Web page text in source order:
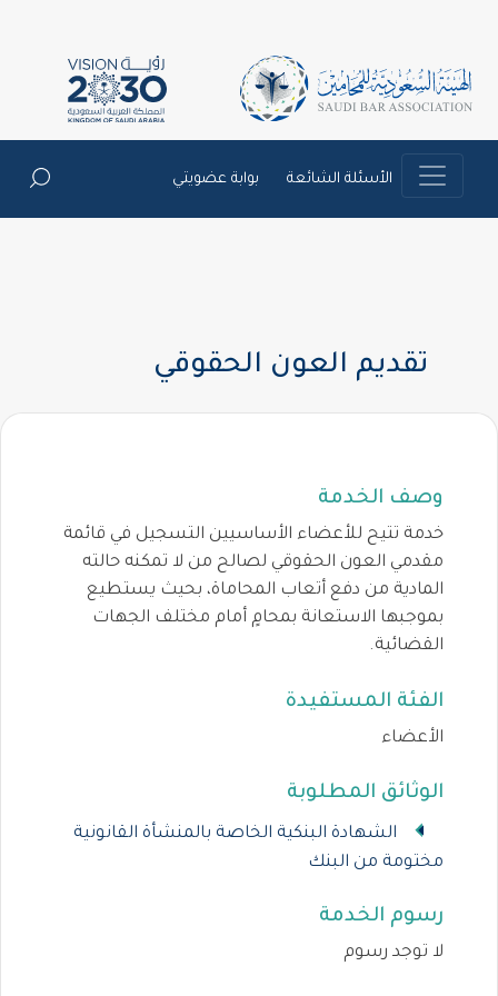
الأسئلة الشائعة بوابة عضويتي
تقديم العون الحقوقي
وصف الخدمة
خدمة تتيح للأعضاء الأساسيين التسجيل في قائمة
مقدمي العون الحقوقي لصالح من لا تمكنه حالته
المادية من دفع أتعاب المحاماة، بحيث يستطيع
بموجبها الاستعانة بمحامٍ أمام مختلف الجهات
القضائية.
الفئة المستفيدة
الأعضاء
الوثائق المطلوبة
الشهادة البنكية الخاصة بالمنشأة القانونية
مختومة من البنك
رسوم الخدمة
لا توجد رسوم